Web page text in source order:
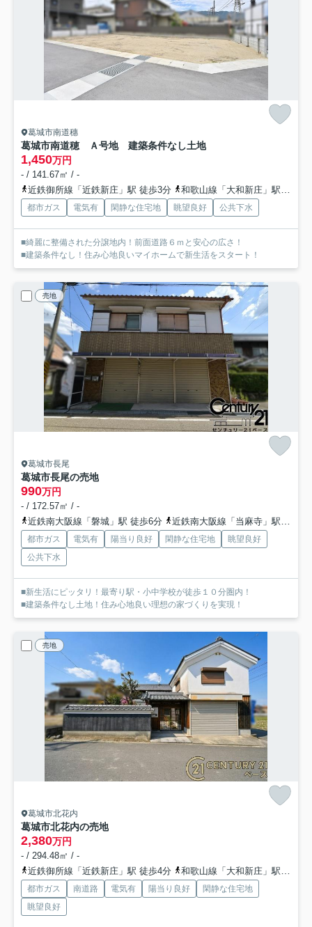
葛城市南道穗
葛城市南道穂 Ａ号地 建築条件なし土地
1,450万円
- / 141.67㎡ / -
近鉄御所線「近鉄新庄」駅 徒歩3分
和歌山線「大和新庄」駅 徒歩13分
都市ガス 電気有 閑静な住宅地 眺望良好 公共下水
■綺麗に整備された分譲地内！前面道路６ｍと安心の広さ！
■建築条件なし！住み心地良いマイホームで新生活をスタート！
売地
葛城市長尾
葛城市長尾の売地
990万円
- / 172.57㎡ / -
近鉄南大阪線「磐城」駅 徒歩6分
近鉄南大阪線「当麻寺」駅 徒歩12分
都市ガス 電気有 陽当り良好 閑静な住宅地
眺望良好
公共下水
■新生活にピッタリ！最寄り駅・小中学校が徒歩１０分圏内！
■建築条件なし土地！住み心地良い理想の家づくりを実現！
売地
葛城市北花内
葛城市北花内の売地
2,380万円
- / 294.48㎡ / -
近鉄御所線「近鉄新庄」駅 徒歩4分
和歌山線「大和新庄」駅 徒歩12分
都市ガス 南道路 電気有 陽当り良好
閑静な住宅地
眺望良好